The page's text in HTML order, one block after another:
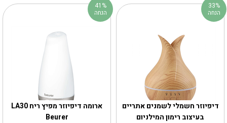
ארומה דיפיוזר מפיץ ריח LA30
Beurer
41%
הנחה
דיפיוזר חשמלי לשמנים אתריים
בעיצוב רימון המילניום
33%
הנחה